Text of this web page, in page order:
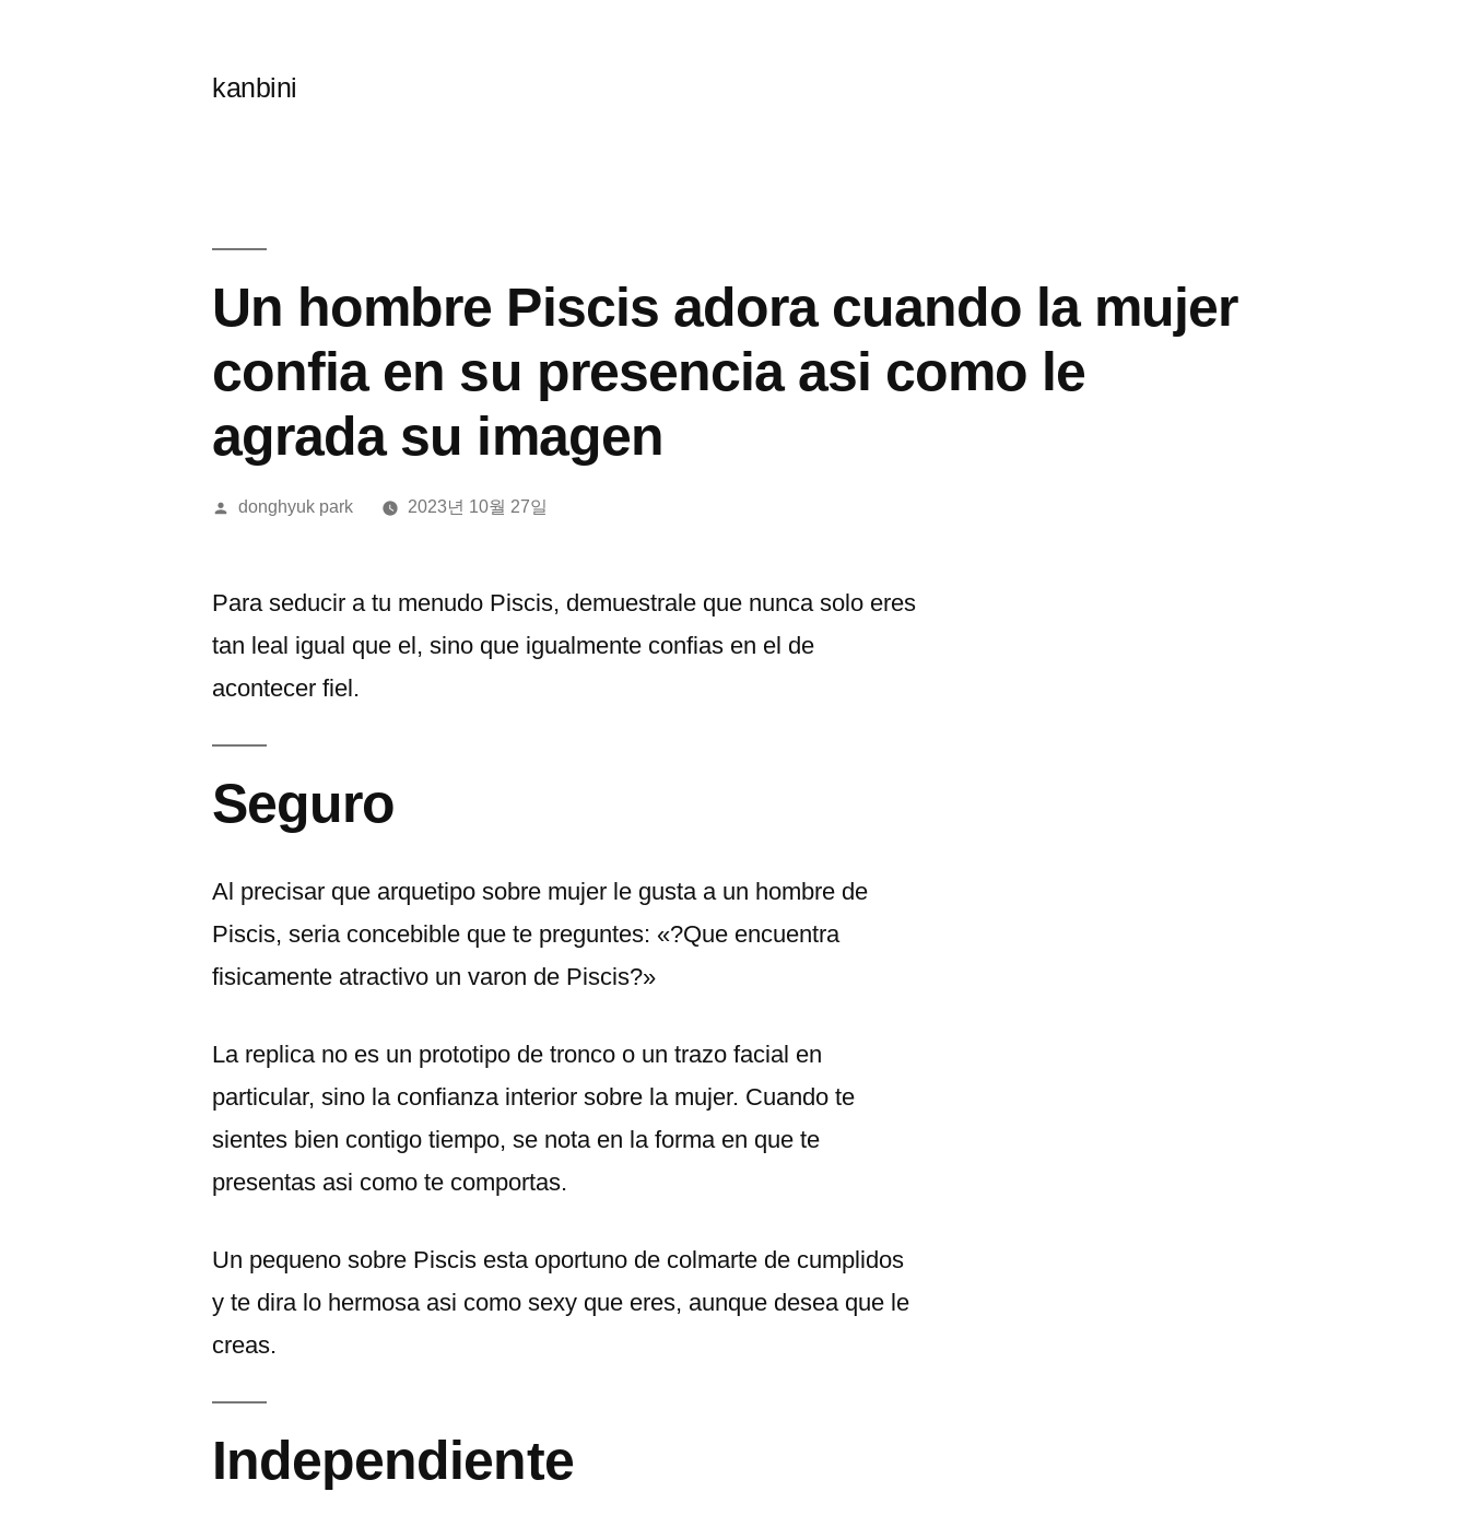
kanbini
Un hombre Piscis adora cuando la mujer
confia en su presencia asi­ como le
agrada su imagen
올
donghyuk park 2023년 10월 27일
Para seducir a tu menudo Piscis, demuestrale que nunca solo eres
tan leal igual que el, sino que igualmente confias en el de
acontecer fiel.
Seguro
Al precisar que arquetipo sobre mujer le gusta a un hombre de
Piscis, seri­a concebible que te preguntes: «?Que encuentra
fisicamente atractivo un varon de Piscis?»
La replica no es un prototipo de tronco o un trazo facial en
particular, sino la confianza interior sobre la mujer. Cuando te
sientes bien contigo tiempo, se nota en la forma en que te
presentas asi­ como te comportas.
Un pequeno sobre Piscis esta oportuno de colmarte de cumplidos
y te dira lo hermosa asi­ como sexy que eres, aunque desea que le
creas.
Independiente